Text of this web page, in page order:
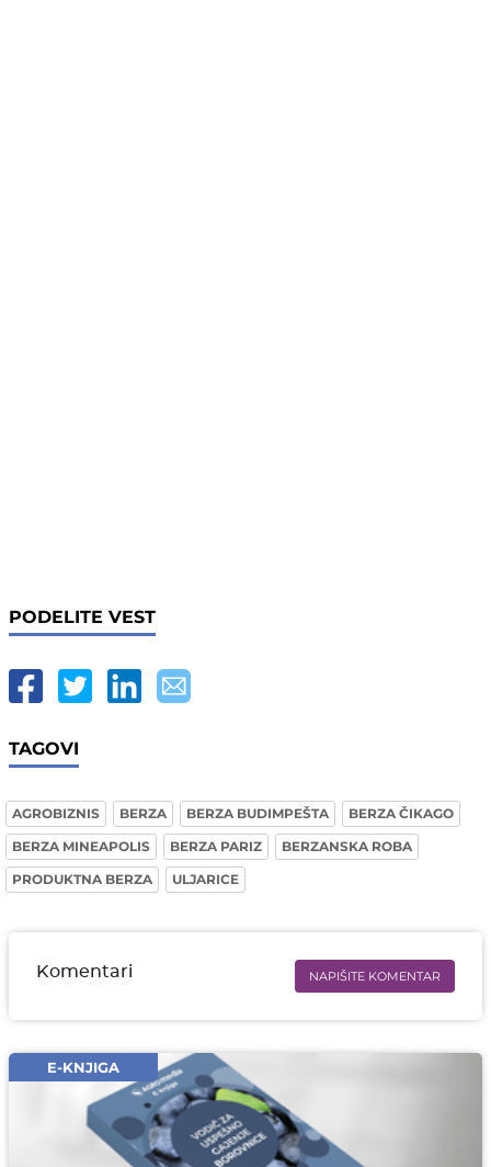
PODELITE VEST
TAGOVI
AGROBIZNIS BERZA BERZA BUDIMPEŠTA
BERZA ČIKAGO
BERZA MINEAPOLIS
BERZA PARIZ
BERZANSKA ROBA
PRODUKTNA BERZA
ULJARICE
Komentari NAPIŠITE KOMENTAR
Email* obavezno
Komentar* obavezno
E-KNJIGA